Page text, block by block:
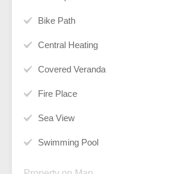
Bike Path
Central Heating
Covered Veranda
Fire Place
Sea View
Swimming Pool